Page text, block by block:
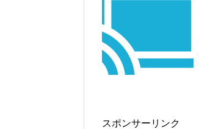
スポンサーリンク